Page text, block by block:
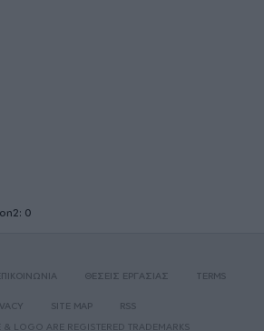
0
ΘΕΣΕΙΣ ΕΡΓΑΣΙΑΣ TERMS
SITE MAP
RSS
LOGO ARE REGISTERED TRADEMARKS